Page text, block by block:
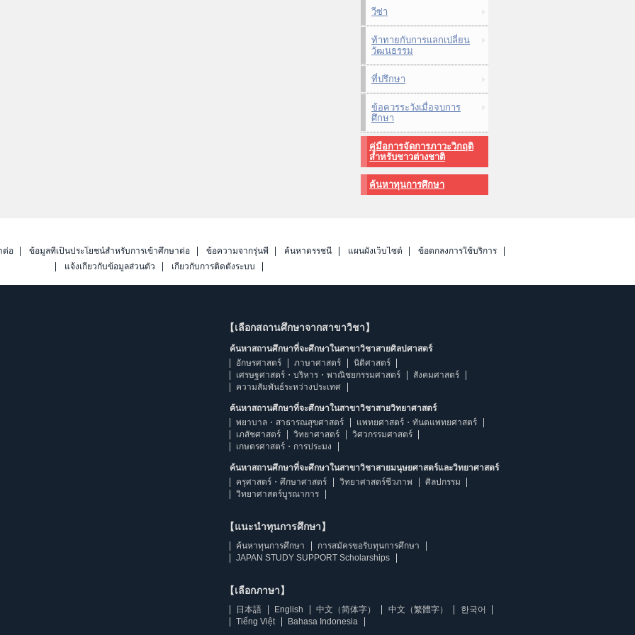
วีซ่า
ท้าทายกับการแลกเปลี่ยน
วัฒนธรรม
ที่ปรึกษา
ข้อควรระวังเมื่อจบการ
ศึกษา
คู่มือการจัดการภาวะวิกฤติ
สำหรับชาวต่างชาติ
ค้นหาทุนการศึกษา
ต่อ ข้อมูลที่เป็นประโยชน์สำหรับการเข้าศึกษาต่อ ข้อความจากรุ่นพี่ ค้นหาดรรชนี แผนผังเว็บไซต์
ข้อตกลงการใช้บริการ
แจ้งเกี่ยวกับข้อมูลส่วนตัว
เกี่ยวกับการติดตั้งระบบ
【เลือกสถานศึกษาจากสาขาวิชา】
ค้นหาสถานศึกษาที่จะศึกษาในสาขาวิชาสายศิลปศาสตร์
อักษรศาสตร์
ภาษาศาสตร์
นิติศาสตร์
เศรษฐศาสตร์・บริหาร・พาณิชยกรรมศาสตร์
สังคมศาสตร์
ความสัมพันธ์ระหว่างประเทศ
ค้นหาสถานศึกษาที่จะศึกษาในสาขาวิชาสายวิทยาศาสตร์
พยาบาล・สาธารณสุขศาสตร์
แพทยศาสตร์・ทันตแพทยศาสตร์
เภสัชศาสตร์
วิทยาศาสตร์
วิศวกรรมศาสตร์
เกษตรศาสตร์・การประมง
ค้นหาสถานศึกษาที่จะศึกษาในสาขาวิชาสายมนุษยศาสตร์และวิทยาศาสตร์
ครุศาสตร์・ศึกษาศาสตร์
วิทยาศาสตร์ชีวภาพ
ศิลปกรรม
วิทยาศาสตร์บูรณาการ
【แนะนำทุนการศึกษา】
ค้นหาทุนการศึกษา
การสมัครขอรับทุนการศึกษา
JAPAN STUDY SUPPORT Scholarships
【เลือกภาษา】
日本語 English 中文（简体字） 中文（繁體字）
한국어
Tiếng Việt
Bahasa Indonesia